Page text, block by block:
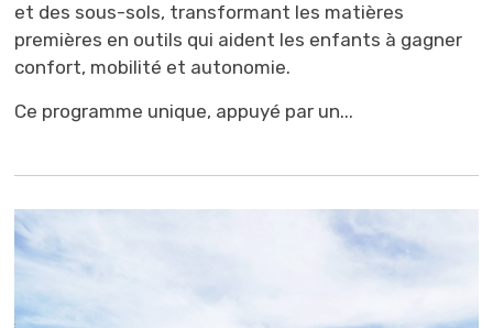
et des sous-sols, transformant les matières
premières en outils qui aident les enfants à gagner
confort, mobilité et autonomie.
Ce programme unique, appuyé par un...